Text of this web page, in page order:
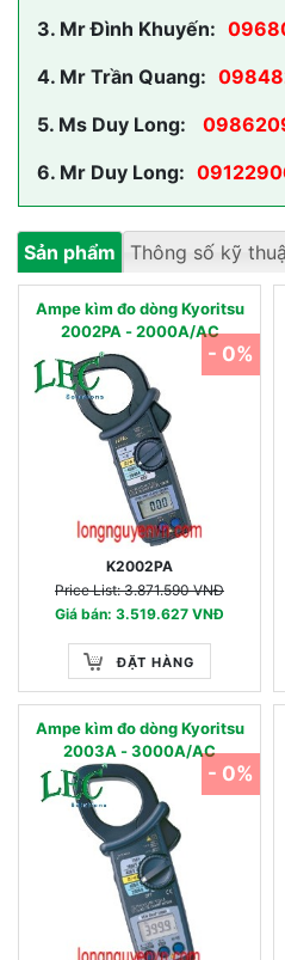
3. Mr Đình Khuyến:
4. Mr Trần Quang:
5. Ms Duy Long:
6. Mr Duy Long:
Sản phẩm Thông số kỹ
Ampe kìm đo dòng Kyoritsu
2002PA - 2000A/AC
K2002PA
Price List: 3.871.590 VNĐ
Giá bán: 3.519.627 VNĐ
ĐẶT HÀNG
- 0%
Ampe kìm đo dòng Kyoritsu
2003A - 3000A/AC
- 0%